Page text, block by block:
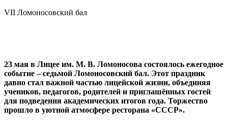
VII Ломоносовский бал
23 мая в Лицее им. М. В. Ломоносова состоялось ежегодное
событие – седьмой Ломоносовский бал. Этот праздник
давно стал важной частью лицейской жизни, объединяя
учеников, педагогов, родителей и приглашённых гостей
для подведения академических итогов года. Торжество
прошло в уютной атмосфере ресторана «СССР».